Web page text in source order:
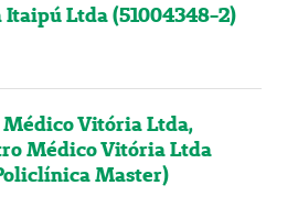
Ltda (51004348-2)
Vitória Ltda,
Médico Vitória Ltda
Master)